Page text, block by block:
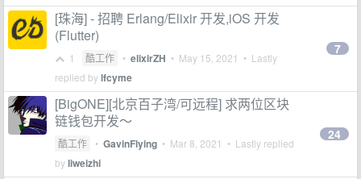
[珠海] - 招聘 Erlang/Elixir 开发,iOS 开发
(Flutter)
1 酷工作 • elixirZH • May 15, 2021 • Lastly
replied bylfcyme
7
[BigONE][北京百子湾/可远程] 求两位区块
链钱包开发～
酷工作 • GavinFlying • Mar 8, 2021 • Lastly replied
byliweizhi
24